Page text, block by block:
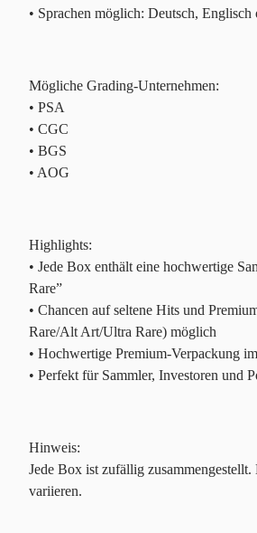
• Sprachen möglich: Deutsch, Englisch
Mögliche Grading-Unternehmen:
• PSA
• CGC
• BGS
• AOG
Highlights:
• Jede Box enthält eine hochwertige
Rare”
• Chancen auf seltene Hits und
Rare/Alt Art/Ultra Rare) möglich
• Hochwertige Premium-Verpackung
• Perfekt für Sammler, Investoren und
Hinweis:
Jede Box ist zufällig
variieren.